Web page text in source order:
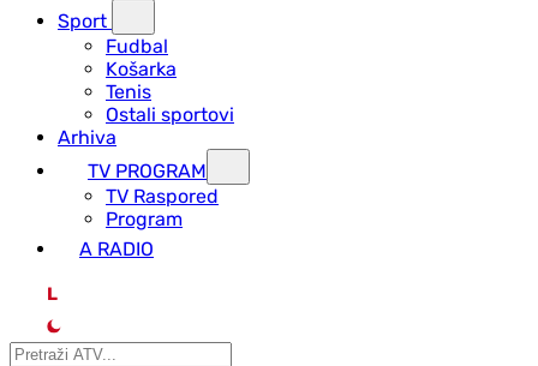
Sport
Fudbal
Košarka
Tenis
Ostali sportovi
Arhiva
TV PROGRAM
ТV Raspored
Program
A RADIO
L